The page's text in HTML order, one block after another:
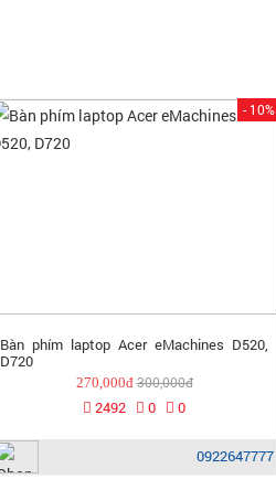
- 10%
Bàn phím laptop Acer eMachines D520,
D720
270,000đ300,000đ
2492 0 0
0922647777